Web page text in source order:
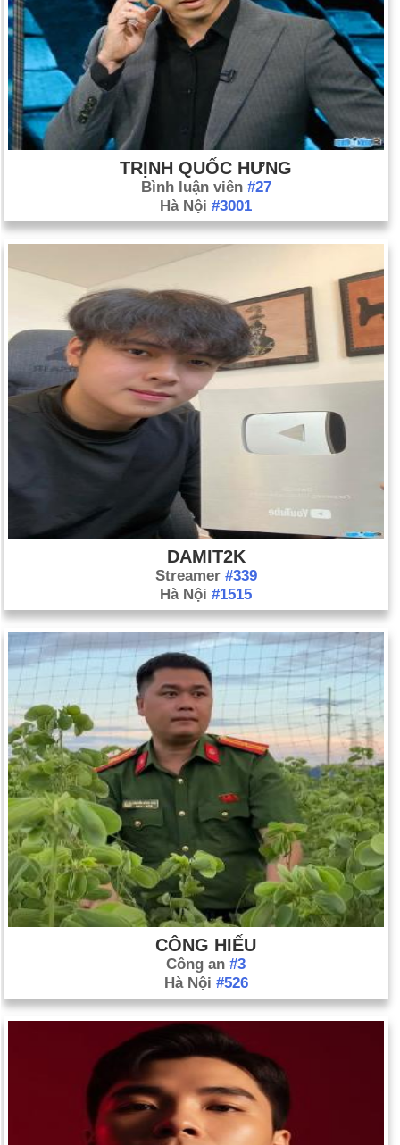
TRỊNH QUỐC HƯNG
Bình luận viên #27
Hà Nội #3001
DAMIT2K
Streamer #339
Hà Nội #1515
CÔNG HIẾU
Công an #3
Hà Nội #526